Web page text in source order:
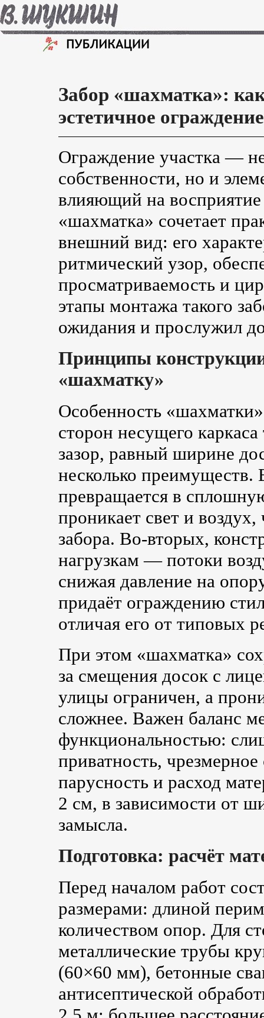
Забор «шахматка»:
эстетичное ограждение
Ограждение участка —
собственности, но и
влияющий на восприятие
«шахматка» сочетает
внешний вид: его
ритмический узор,
просматриваемость и
этапы монтажа такого
ожидания и прослужил
Принципы
«шахматку»
Особенность
сторон несущего
зазор, равный ширине
несколько
превращается в
проникает свет и
забора. Во-вторых,
нагрузкам — потоки
снижая давление на
придаёт ограждению
отличая его от типовых
При этом «шахматка»
за смещения досок с
улицы ограничен, а
сложнее. Важен баланс
функциональностью:
приватность,
парусность и расход
2 см, в зависимости от
замысла.
Подготовка: расчёт
Перед началом работ
размерами: длиной
количеством опор. Для
металлические трубы
(60×60 мм), бетонные
антисептической